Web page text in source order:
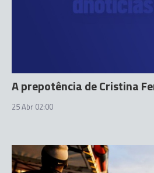
A prepotência de Cristina
25 Abr 02:00